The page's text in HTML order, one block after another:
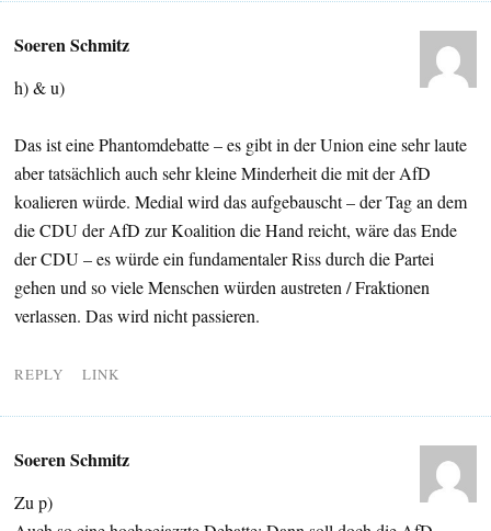
Soeren Schmitz
h) & u)
Das ist eine Phantomdebatte – es gibt in der Union eine sehr laute
aber tatsächlich auch sehr kleine Minderheit die mit der AfD
koalieren würde. Medial wird das aufgebauscht – der Tag an dem
die CDU der AfD zur Koalition die Hand reicht, wäre das Ende
der CDU – es würde ein fundamentaler Riss durch die Partei
gehen und so viele Menschen würden austreten / Fraktionen
verlassen. Das wird nicht passieren.
REPLY LINK
Soeren Schmitz
Zu p)